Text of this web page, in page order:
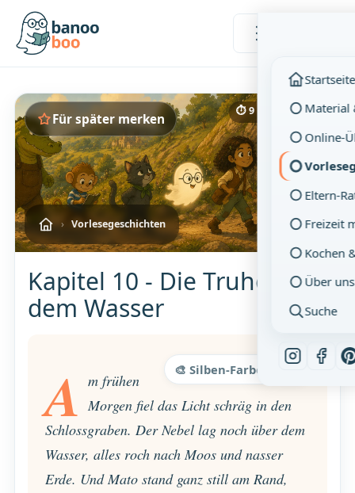
Startseite
Material
Online-
Eltern-
Freizeit
Kochen
Über uns
Suche
› Vorlesegeschichten
⏱ 9 Min. Lesezeit
Für später merken
Kapitel 10 - Die Truhe aus
dem Wasser
🎨 Silben-Farben
A m frühen
Morgen fiel das Licht schräg in den
Schlossgraben. Der Nebel lag noch über dem
Wasser, alles roch nach Moos und nasser
Erde. Und Mato stand ganz still am Rand,